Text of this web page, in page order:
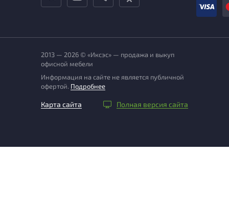
2013 — 2026 © «Иксэс» — продажа и выкуп
офисной мебели
Информация на сайте не является публичной
офертой. Подробнее
Карта сайта Полная версия сайта